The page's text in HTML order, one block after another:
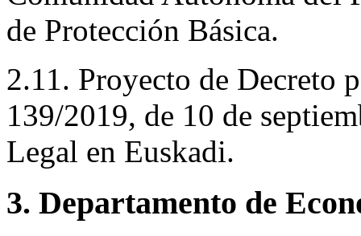
de Protección Básica.
2.11. Proyecto de Decreto
139/2019, de 10 de
Legal en Euskadi.
3. Departamento de